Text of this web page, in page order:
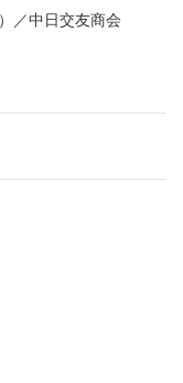
／中日交友商会